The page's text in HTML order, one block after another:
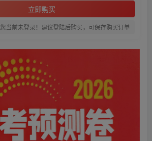
立即购买
您当前未登录！建议登陆后购买，可保存购买订单